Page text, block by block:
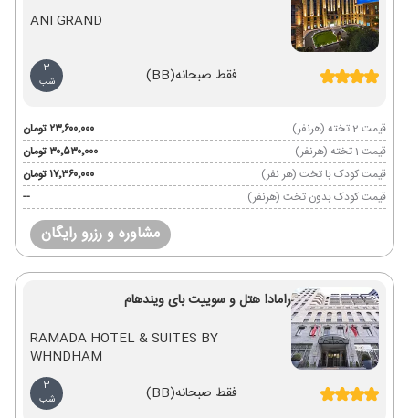
ANI GRAND
فقط صبحانه(BB)
3
شب
قیمت 2 تخته (هرنفر)
۲۳٬۶۰۰٬۰۰۰ تومان
قیمت 1 تخته (هرنفر)
۳۰٬۵۳۰٬۰۰۰ تومان
قیمت کودک با تخت (هر نفر)
۱۷٬۳۶۰٬۰۰۰ تومان
قیمت کودک بدون تخت (هرنفر)
--
مشاوره و رزرو رایگان
رامادا هتل و سوییت بای ویندهام
RAMADA HOTEL & SUITES BY
WHNDHAM
فقط صبحانه(BB)
3
شب